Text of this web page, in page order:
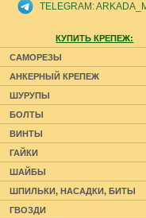
TELEGRAM:
КУПИТЬ КРЕПЕЖ:
САМОРЕЗЫ
АНКЕРНЫЙ КРЕПЕЖ
ШУРУПЫ
БОЛТЫ
ВИНТЫ
ГАЙКИ
ШАЙБЫ
ШПИЛЬКИ, НАСАДКИ, БИТЫ
ГВОЗДИ